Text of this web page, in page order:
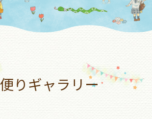
りギャラリー